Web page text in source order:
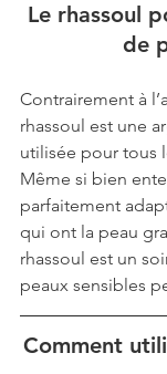
Le rhassoul
de
Contrairement à
rhassoul est une
utilisée pour tous
Même si bien
parfaitement
qui ont la peau
rhassoul est un
peaux sensibles
Comment